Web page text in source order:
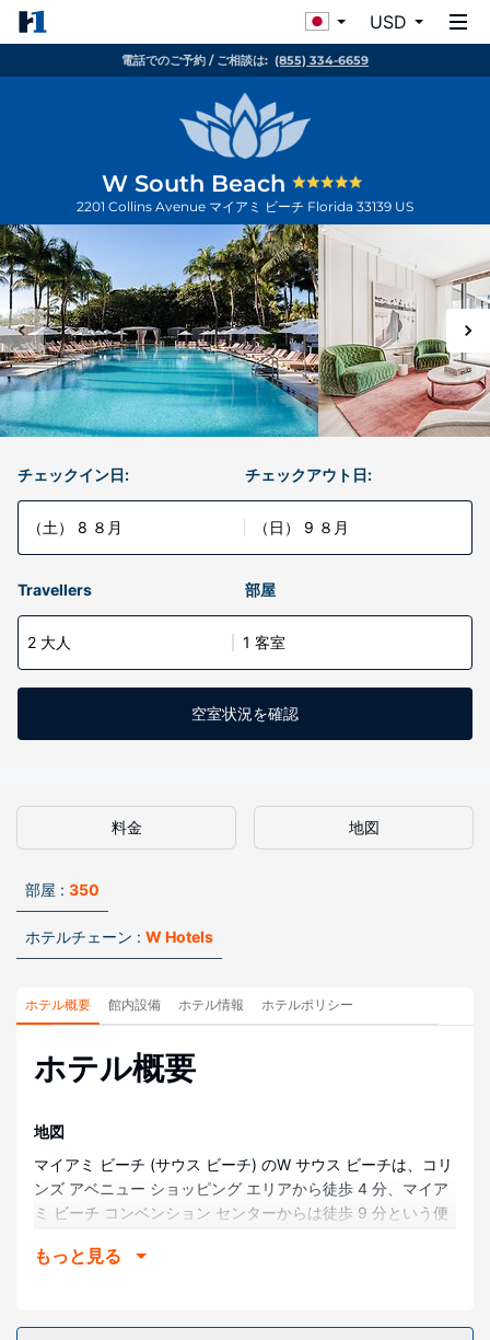
USD
電話でのご予約 / ご相談は: (855) 334-6659
W South Beach
2201 Collins Avenue マイアミ ビーチ Florida 33139 US
チェックイン日:
（土） 8 ８月
チェックアウト日:
（日） 9 ８月
Travellers 部屋
2 大人 1 客室
空室状況を確認
料金 地図
部屋 : 350
ホテルチェーン : W Hotels
ホテル概要 館内設備 ホテル情報 ホテルポリシー
ホテル概要
地図
マイアミ ビーチ (サウス ビーチ) のW サウス ビーチは、コリ
ンズ アベニュー ショッピング エリアから徒歩 4 分、マイア
ミ ビーチ コンベンション センターからは徒歩 9 分という便
ン ドライブまで 1.5 km、リンカーン ロード モールまで 1.9
もっと見る